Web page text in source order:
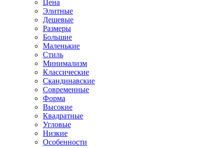
Цена
Элитные
Дешевые
Размеры
Большие
Маленькие
Стиль
Минимализм
Классические
Скандинавские
Современные
Форма
Высокие
Квадратные
Угловые
Низкие
Особенности